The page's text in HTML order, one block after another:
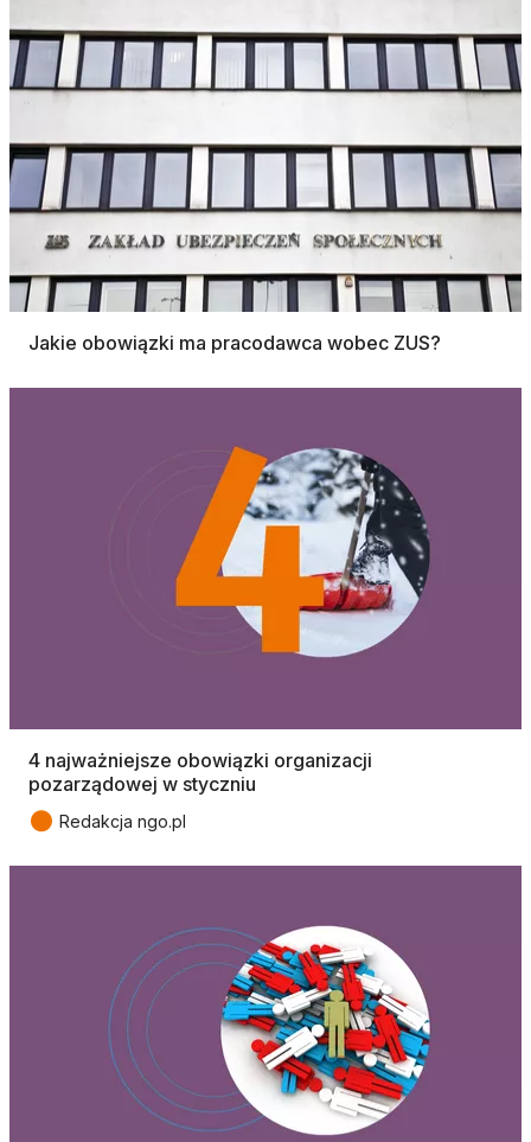
Jakie obowiązki ma pracodawca wobec ZUS?
4 najważniejsze obowiązki organizacji
pozarządowej w styczniu
● Redakcja ngo.pl